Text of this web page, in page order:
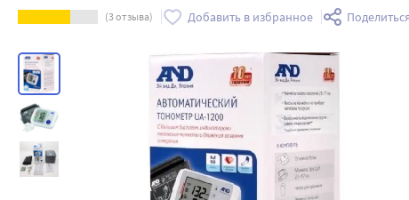
(3отзыва) Добавить в избранное Поделиться